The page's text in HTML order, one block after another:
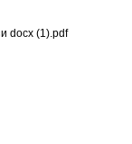
docx (1).pdf